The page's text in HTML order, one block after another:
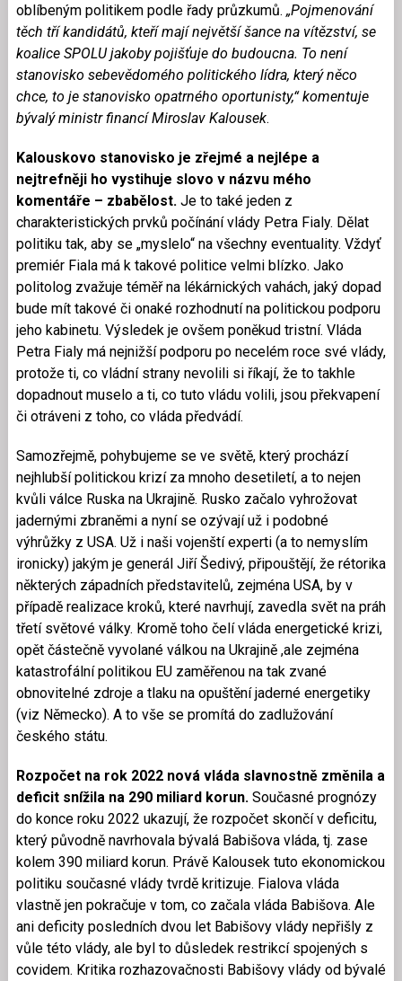
oblíbeným politikem podle řady průzkumů. „Pojmenování
těch tří kandidátů, kteří mají největší šance na vítězství, se
koalice SPOLU jakoby pojišťuje do budoucna. To není
stanovisko sebevědomého politického lídra, který něco
chce, to je stanovisko opatrného oportunisty,“ komentuje
bývalý ministr financí Miroslav Kalousek.
Kalouskovo stanovisko je zřejmé a nejlépe a
nejtrefněji ho vystihuje slovo v názvu mého
komentáře – zbabělost. Je to také jeden z
charakteristických prvků počínání vlády Petra Fialy. Dělat
politiku tak, aby se „myslelo“ na všechny eventuality. Vždyť
premiér Fiala má k takové politice velmi blízko. Jako
politolog zvažuje téměř na lékárnických vahách, jaký dopad
bude mít takové či onaké rozhodnutí na politickou podporu
jeho kabinetu. Výsledek je ovšem poněkud tristní. Vláda
Petra Fialy má nejnižší podporu po necelém roce své vlády,
protože ti, co vládní strany nevolili si říkají, že to takhle
dopadnout muselo a ti, co tuto vládu volili, jsou překvapení
či otráveni z toho, co vláda předvádí.
Samozřejmě, pohybujeme se ve světě, který prochází
nejhlubší politickou krizí za mnoho desetiletí, a to nejen
kvůli válce Ruska na Ukrajině. Rusko začalo vyhrožovat
jadernými zbraněmi a nyní se ozývají už i podobné
výhrůžky z USA. Už i naši vojenští experti (a to nemyslím
ironicky) jakým je generál Jiří Šedivý, připouštějí, že rétorika
některých západních představitelů, zejména USA, by v
případě realizace kroků, které navrhují, zavedla svět na práh
třetí světové války. Kromě toho čelí vláda energetické krizi,
opět částečně vyvolané válkou na Ukrajině ,ale zejména
katastrofální politikou EU zaměřenou na tak zvané
obnovitelné zdroje a tlaku na opuštění jaderné energetiky
(viz Německo). A to vše se promítá do zadlužování
českého státu.
Rozpočet na rok 2022 nová vláda slavnostně změnila a
deficit snížila na 290 miliard korun. Současné prognózy
do konce roku 2022 ukazují, že rozpočet skončí v deficitu,
který původně navrhovala bývalá Babišova vláda, tj. zase
kolem 390 miliard korun. Právě Kalousek tuto ekonomickou
politiku současné vlády tvrdě kritizuje. Fialova vláda
vlastně jen pokračuje v tom, co začala vláda Babišova. Ale
ani deficity posledních dvou let Babišovy vlády nepřišly z
vůle této vlády, ale byl to důsledek restrikcí spojených s
covidem. Kritika rozhazovačnosti Babišovy vlády od bývalé